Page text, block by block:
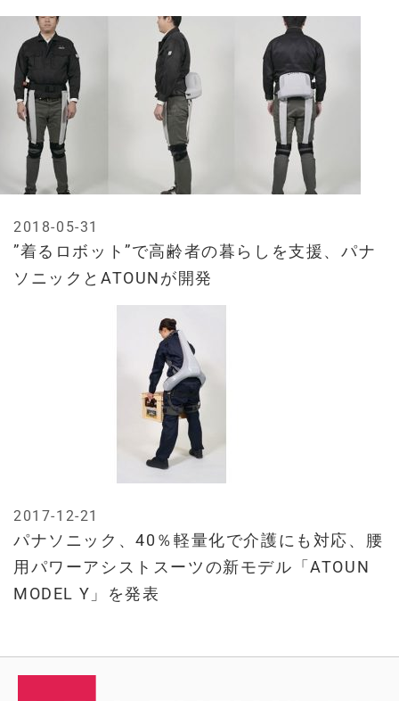
”着るロボット”で高齢者の暮らしを支援、パナ
ソニックとATOUNが開発
2018-05-31
パナソニック、40％軽量化で介護にも対応、腰
用パワーアシストスーツの新モデル「ATOUN
MODEL Y」を発表
2017-12-21